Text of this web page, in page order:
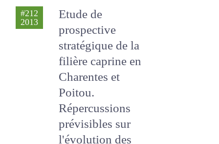
#212
2013
Etude de
prospective
stratégique de la
filière caprine en
Charentes et
Poitou.
Répercussions
prévisibles sur
l'évolution des